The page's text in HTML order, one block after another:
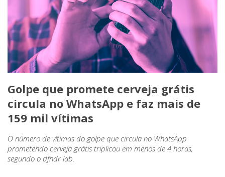
Golpe que promete cerveja grátis
circula no WhatsApp e faz mais de
159 mil vítimas
O número de vítimas do golpe que circula no WhatsApp
prometendo cerveja grátis triplicou em menos de 4 horas,
segundo o dfndr lab.